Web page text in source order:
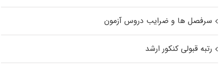
سرفصل ها و ضرایب دروس آزمون
رتبه قبولی کنکور ارشد